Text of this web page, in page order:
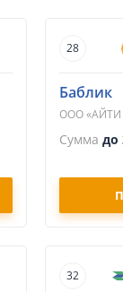
28
Баблик
ООО
Сумма до
32